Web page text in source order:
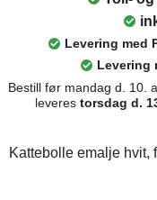
Levering med
Levering
Bestill før mandag d. 10.
leveres torsdag d.
Kattebolle emalje hvit,